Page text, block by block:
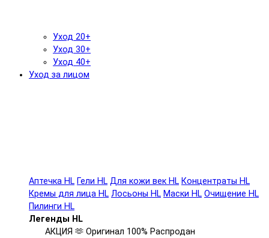
Уход 20+
Уход 30+
Уход 40+
Уход за лицом
Аптечка HL Гели HL Для кожи век HL Концентраты HL
Кремы для лица HL Лосьоны HL Маски HL Очищение HL
Пилинги HL
Легенды HL
АКЦИЯ 🫶 Оригинал 100% Распродан